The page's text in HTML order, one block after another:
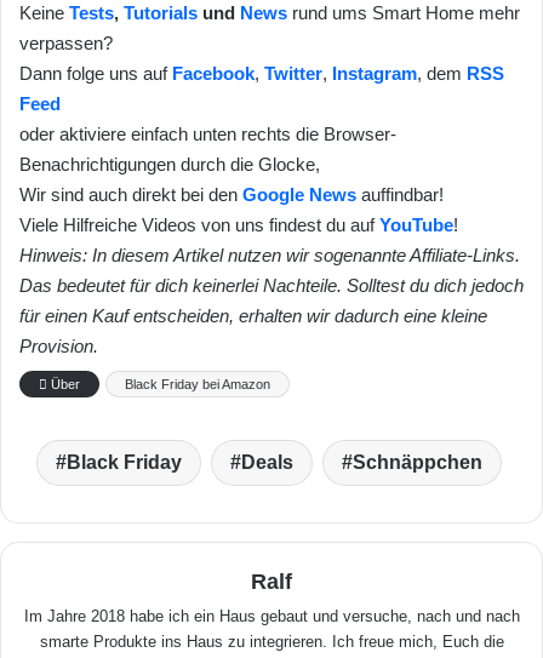
Keine Tests, Tutorials und News rund ums Smart Home mehr
verpassen?
Dann folge uns auf Facebook, Twitter, Instagram, dem RSS
Feed
oder aktiviere einfach unten rechts die Browser-
Benachrichtigungen durch die Glocke,
Wir sind auch direkt bei den Google News auffindbar!
Viele Hilfreiche Videos von uns findest du aufYouTube!
Hinweis: In diesem Artikel nutzen wir sogenannte Affiliate-Links.
Das bedeutet für dich keinerlei Nachteile. Solltest du dich jedoch
für einen Kauf entscheiden, erhalten wir dadurch eine kleine
Provision.
Über Black Friday bei Amazon
Black Friday Deals Schnäppchen
Ralf
Im Jahre 2018 habe ich ein Haus gebaut und versuche, nach und nach
smarte Produkte ins Haus zu integrieren. Ich freue mich, Euch die